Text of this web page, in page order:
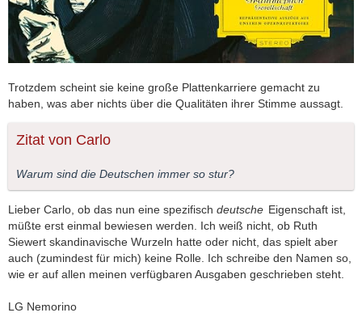
Trotzdem scheint sie keine große Plattenkarriere gemacht zu
haben, was aber nichts über die Qualitäten ihrer Stimme aussagt.
Zitat von Carlo
Warum sind die Deutschen immer so stur?
Lieber Carlo, ob das nun eine spezifisch deutsche Eigenschaft ist,
müßte erst einmal bewiesen werden. Ich weiß nicht, ob Ruth
Siewert skandinavische Wurzeln hatte oder nicht, das spielt aber
auch (zumindest für mich) keine Rolle. Ich schreibe den Namen so,
wie er auf allen meinen verfügbaren Ausgaben geschrieben steht.
LG Nemorino